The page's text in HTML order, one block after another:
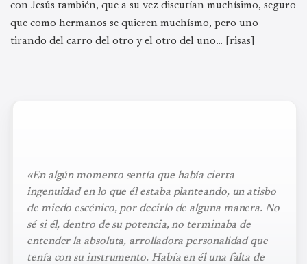
con Jesús también, que a su vez discutían muchísimo, seguro
que como hermanos se quieren muchísmo, pero uno
tirando del carro del otro y el otro del uno… [risas]
«En algún momento sentía que había cierta
ingenuidad en lo que él estaba planteando, un atisbo
de miedo escénico, por decirlo de alguna manera. No
sé si él, dentro de su potencia, no terminaba de
entender la absoluta, arrolladora personalidad que
tenía con su instrumento. Había en él una falta de